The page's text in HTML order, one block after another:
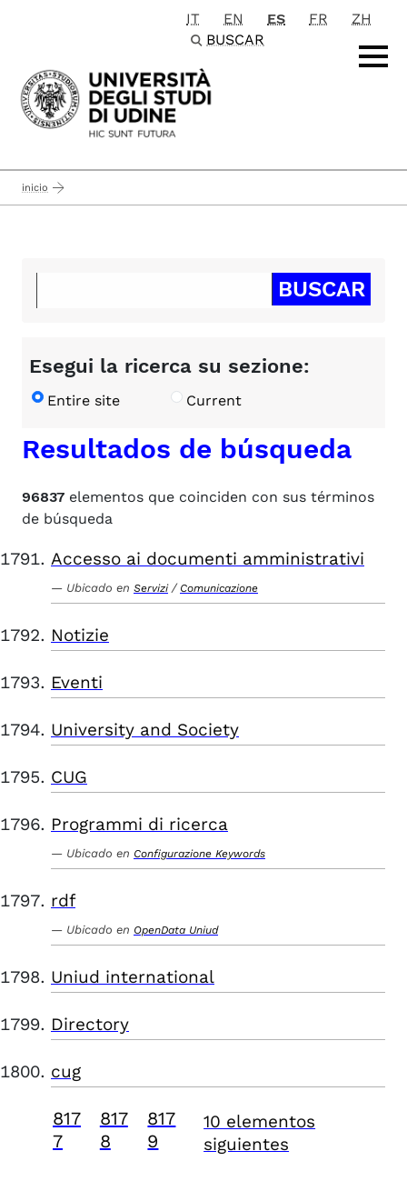
Passa al contenuto principale
IT EN ES FR
ZH
BUSCAR
inicio
Esegui la ricerca su sezione:
Entire site Current
Resultados de búsqueda
96837 elementos que coinciden con sus términos
de búsqueda
Accesso ai documenti amministrativi
Ubicado en Servizi / Comunicazione
Notizie
Eventi
University and Society
CUG
Programmi di ricerca
Ubicado en Configurazione Keywords
rdf
Ubicado en OpenData Uniud
Uniud international
Directory
cug
817
7
817
8
817
9
10 elementos
siguientes